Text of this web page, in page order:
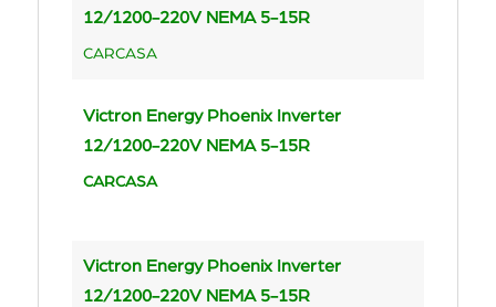
12/1200-220V NEMA 5-15R
CARCASA
Victron Energy Phoenix Inverter
12/1200-220V NEMA 5-15R
CARCASA
Victron Energy Phoenix Inverter
12/1200-220V NEMA 5-15R